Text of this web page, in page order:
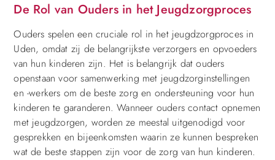
De Rol van Ouders in het Jeugdzorgproces
Ouders spelen een cruciale rol in het jeugdzorgproces in
Uden, omdat zij de belangrijkste verzorgers en opvoeders
van hun kinderen zijn. Het is belangrijk dat ouders
openstaan voor samenwerking met jeugdzorginstellingen
en -werkers om de beste zorg en ondersteuning voor hun
kinderen te garanderen. Wanneer ouders contact opnemen
met jeugdzorgen, worden ze meestal uitgenodigd voor
gesprekken en bijeenkomsten waarin ze kunnen bespreken
wat de beste stappen zijn voor de zorg van hun kinderen.